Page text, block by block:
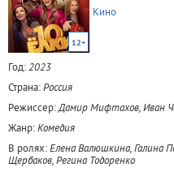
12+
Кино
Год:2023
Страна:Россия
Режиссер:Дамир Мифтахов, Иван
Жанр:Комедия
В ролях:Елена Валюшкина, Галина
Щербаков, Регина Тодоренко